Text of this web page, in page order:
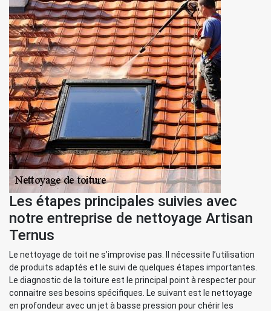
Les étapes principales suivies avec
notre entreprise de nettoyage Artisan
Ternus
Le nettoyage de toit ne s’improvise pas. Il nécessite l’utilisation
de produits adaptés et le suivi de quelques étapes importantes.
Le diagnostic de la toiture est le principal point à respecter pour
connaitre ses besoins spécifiques. Le suivant est le nettoyage
en profondeur avec un jet à basse pression pour chérir les